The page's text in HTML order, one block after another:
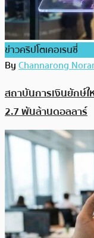
ข่าวคริปโตเคอเรนซี่
ByChannarong
สถาบันการเงินยักษ์ใ
2.7 พันล้านดอลลาร์